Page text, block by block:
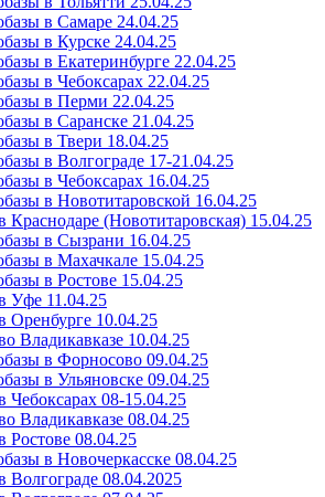
в Самаре 24.04.25
в Курске 24.04.25
в Екатеринбурге 22.04.25
в Чебоксарах 22.04.25
в Перми 22.04.25
в Саранске 21.04.25
в Твери 18.04.25
в Волгограде 17-21.04.25
в Чебоксарах 16.04.25
в Новотитаровской 16.04.25
Краснодаре (Новотитаровская) 15.04.25
в Сызрани 16.04.25
в Махачкале 15.04.25
в Ростове 15.04.25
Уфе 11.04.25
Оренбурге 10.04.25
Владикавказе 10.04.25
в Форносово 09.04.25
в Ульяновске 09.04.25
Чебоксарах 08-15.04.25
Владикавказе 08.04.25
Ростове 08.04.25
в Новочеркасске 08.04.25
Волгограде 08.04.2025